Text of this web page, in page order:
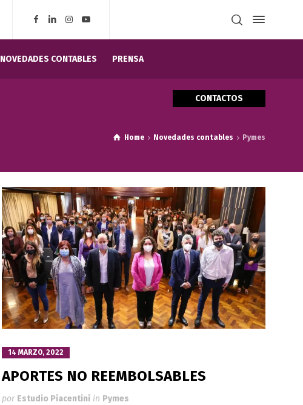
NOVEDADES CONTABLES PRENSA
CONTACTOS
Home Novedades contables Pymes
14 MARZO, 2022
APORTES NO REEMBOLSABLES
por Estudio Piacentini in Pymes